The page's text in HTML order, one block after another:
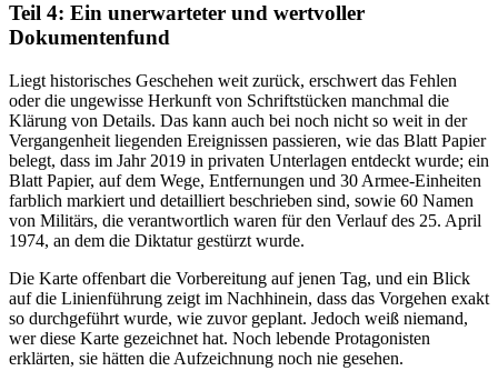
Teil 4: Ein unerwarteter und wertvoller
Dokumentenfund
Liegt historisches Geschehen weit zurück, erschwert das Fehlen
oder die ungewisse Herkunft von Schriftstücken manchmal die
Klärung von Details. Das kann auch bei noch nicht so weit in der
Vergangenheit liegenden Ereignissen passieren, wie das Blatt Papier
belegt, dass im Jahr 2019 in privaten Unterlagen entdeckt wurde; ein
Blatt Papier, auf dem Wege, Entfernungen und 30 Armee-Einheiten
farblich markiert und detailliert beschrieben sind, sowie 60 Namen
von Militärs, die verantwortlich waren für den Verlauf des 25. April
1974, an dem die Diktatur gestürzt wurde.
Die Karte offenbart die Vorbereitung auf jenen Tag, und ein Blick
auf die Linienführung zeigt im Nachhinein, dass das Vorgehen exakt
so durchgeführt wurde, wie zuvor geplant. Jedoch weiß niemand,
wer diese Karte gezeichnet hat. Noch lebende Protagonisten
erklärten, sie hätten die Aufzeichnung noch nie gesehen.